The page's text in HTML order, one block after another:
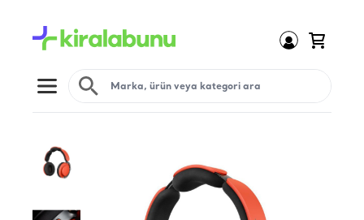
Open menu